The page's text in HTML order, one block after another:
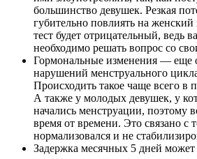
большинство девушек. Резкая
губительно повлиять на
тест будет отрицательный, ведь
необходимо решать вопрос со
Гормональные изменения — еще
нарушений менструального
Происходить такое чаще всего в
А также у молодых девушек, у
начались менструации, поэтому
время от времени. Это связано с
нормализовался и не
Задержка месячных 5 дней может